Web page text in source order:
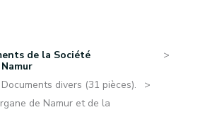
de la Société
Documents divers (31 pièces).
de Namur et de la